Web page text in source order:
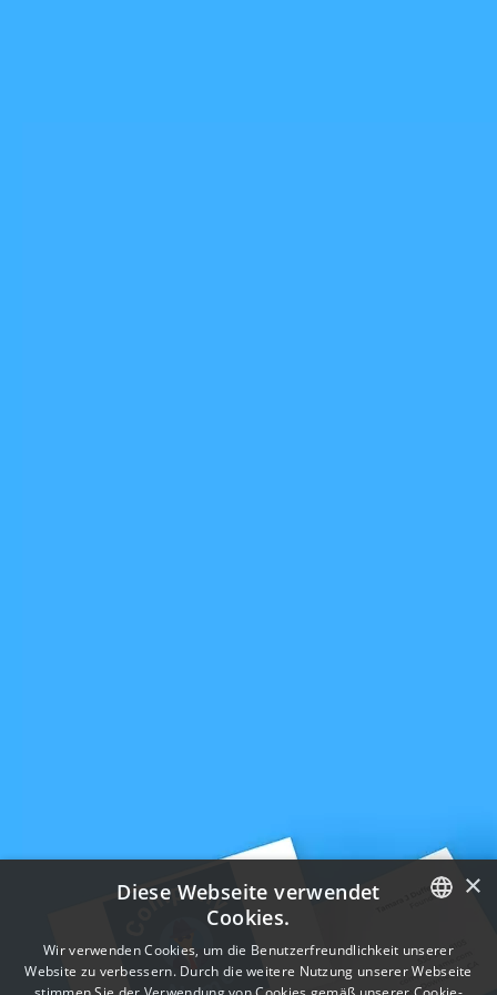
ENGLISH
FRENCH
×
Diese Webseite verwendet
Cookies.
Wir verwenden Cookies, um die Benutzerfreundlichkeit unserer
Website zu verbessern. Durch die weitere Nutzung unserer Webseite